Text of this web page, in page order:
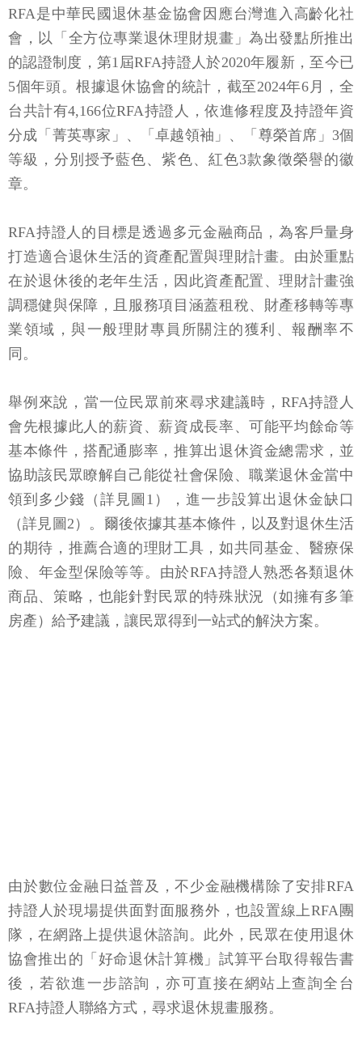
RFA是中華民國退休基金協會因應台灣進入高齡化社
會，以「全方位專業退休理財規畫」為出發點所推出
的認證制度，第1屆RFA持證人於2020年履新，至今已
5個年頭。根據退休協會的統計，截至2024年6月，全
台共計有4,166位RFA持證人，依進修程度及持證年資
分成「菁英專家」、「卓越領袖」、「尊榮首席」3個
等級，分別授予藍色、紫色、紅色3款象徵榮譽的徽
章。
RFA持證人的目標是透過多元金融商品，為客戶量身
打造適合退休生活的資產配置與理財計畫。由於重點
在於退休後的老年生活，因此資產配置、理財計畫強
調穩健與保障，且服務項目涵蓋租稅、財產移轉等專
業領域，與一般理財專員所關注的獲利、報酬率不
同。
舉例來說，當一位民眾前來尋求建議時，RFA持證人
會先根據此人的薪資、薪資成長率、可能平均餘命等
基本條件，搭配通膨率，推算出退休資金總需求，並
協助該民眾瞭解自己能從社會保險、職業退休金當中
領到多少錢（詳見圖1），進一步設算出退休金缺口
（詳見圖2）。爾後依據其基本條件，以及對退休生活
的期待，推薦合適的理財工具，如共同基金、醫療保
險、年金型保險等等。由於RFA持證人熟悉各類退休
商品、策略，也能針對民眾的特殊狀況（如擁有多筆
房產）給予建議，讓民眾得到一站式的解決方案。
由於數位金融日益普及，不少金融機構除了安排RFA
持證人於現場提供面對面服務外，也設置線上RFA團
隊，在網路上提供退休諮詢。此外，民眾在使用退休
協會推出的「好命退休計算機」試算平台取得報告書
後，若欲進一步諮詢，亦可直接在網站上查詢全台
RFA持證人聯絡方式，尋求退休規畫服務。